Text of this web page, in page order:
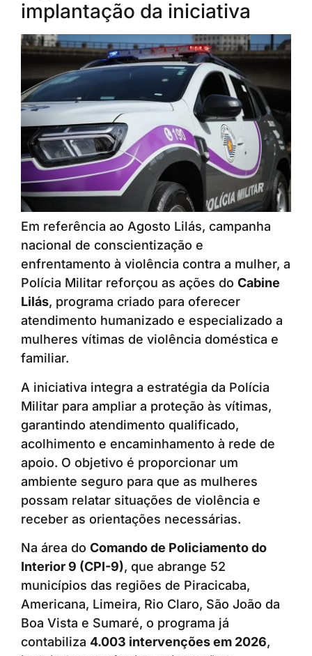
implantação da iniciativa
Em referência ao Agosto Lilás, campanha
nacional de conscientização e
enfrentamento à violência contra a mulher, a
Polícia Militar reforçou as ações do Cabine
Lilás, programa criado para oferecer
atendimento humanizado e especializado a
mulheres vítimas de violência doméstica e
familiar.
A iniciativa integra a estratégia da Polícia
Militar para ampliar a proteção às vítimas,
garantindo atendimento qualificado,
acolhimento e encaminhamento à rede de
apoio. O objetivo é proporcionar um
ambiente seguro para que as mulheres
possam relatar situações de violência e
receber as orientações necessárias.
Na área do Comando de Policiamento do
Interior 9 (CPI-9), que abrange 52
municípios das regiões de Piracicaba,
Americana, Limeira, Rio Claro, São João da
Boa Vista e Sumaré, o programa já
contabiliza 4.003 intervenções em 2026,